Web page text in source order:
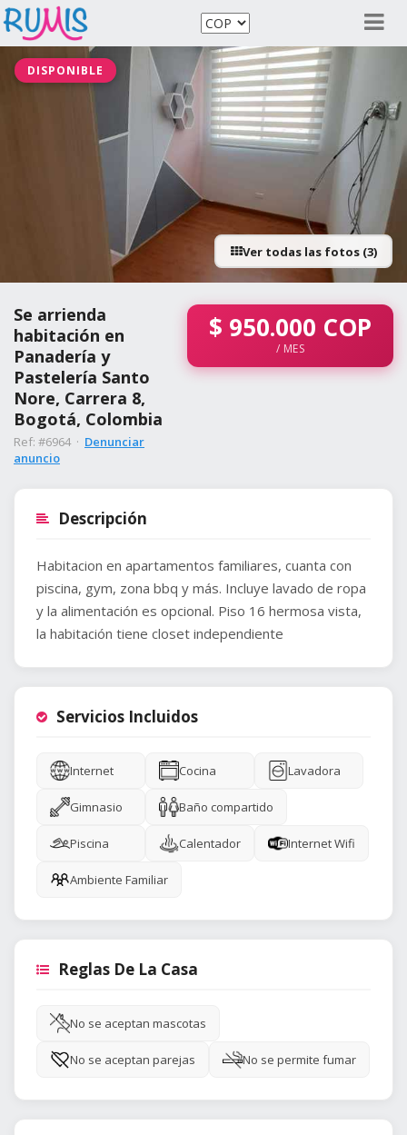
DISPONIBLE
Ver todas las fotos (3)
Se arrienda
habitación en
Panadería y
Pastelería Santo
Nore, Carrera 8,
Bogotá, Colombia
Ref: #6964 · Denunciar
anuncio
$ 950.000 COP
/ MES
Descripción
Habitacion en apartamentos familiares, cuanta con
piscina, gym, zona bbq y más. Incluye lavado de ropa
y la alimentación es opcional. Piso 16 hermosa vista,
la habitación tiene closet independiente
Servicios Incluidos
Internet Cocina Lavadora
Gimnasio Baño compartido
Piscina Calentador Internet Wifi
Ambiente Familiar
Reglas De La Casa
No se aceptan mascotas
No se aceptan parejas No se permite fumar